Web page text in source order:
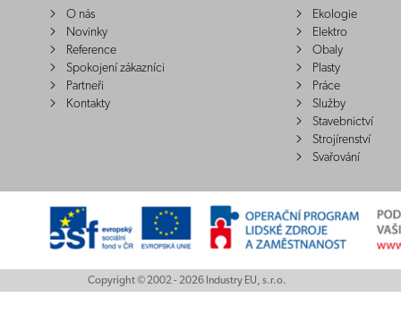
O nás
Novinky
Reference
Spokojení zákazníci
Partneři
Kontakty
Ekologie
Elektro
Obaly
Plasty
Práce
Služby
Stavebnictví
Strojírenství
Svařování
Copyright © 2002 - 2026 Industry EU, s.r.o.